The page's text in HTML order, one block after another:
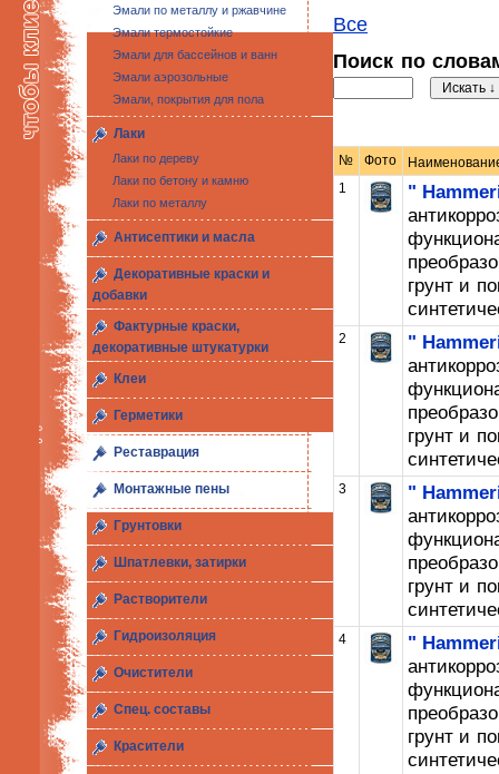
Эмали по металлу и ржавчине
Эмали термостойкие
Эмали для бассейнов и ванн
Эмали аэрозольные
Эмали, покрытия для пола
Лаки
Лаки по дереву
Лаки по бетону и камню
Лаки по металлу
Антисептики и масла
Декоративные краски и
добавки
Фактурные краски,
декоративные штукатурки
Клеи
Герметики
Реставрация
Монтажные пены
Грунтовки
Шпатлевки, затирки
Растворители
Гидроизоляция
Очистители
Спец. составы
Красители
Все
Поиск по
№ Фото
1
"
грунт и
2
"
грунт и
3
"
грунт и
4
"
грунт и